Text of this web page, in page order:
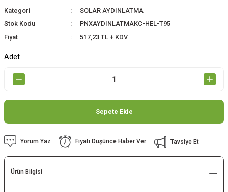
Kategori
SOLAR AYDINLATMA
Stok Kodu
PNXAYDINLATMAKC-HEL-T95
Fiyat
517,23 TL + KDV
Adet
Sepete Ekle
Yorum Yaz Fiyatı Düşünce Haber Ver Tavsiye Et
Ürün Bilgisi